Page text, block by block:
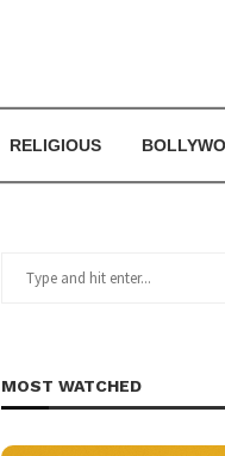
RELIGIOUS
MOST WATCHED